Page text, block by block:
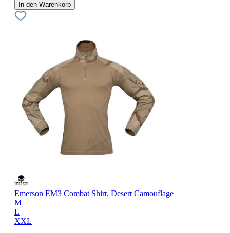
In den Warenkorb
Emerson EM3 Combat Shirt, Desert Camouflage
M
L
XXL